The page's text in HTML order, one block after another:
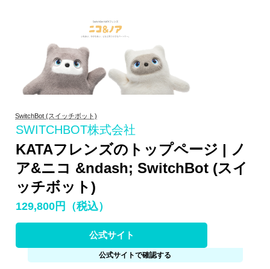
SwitchBot (スイッチボット)
SWITCHBOT株式会社
KATAフレンズのトップページ | ノ
ア&ニコ &ndash; SwitchBot (スイ
ッチボット)
129,800円（税込）
公式サイト
公式サイトで確認する